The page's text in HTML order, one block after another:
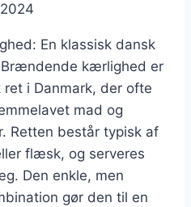
En klassisk dansk
kærlighed er
ret i Danmark, der ofte
mad og
Retten består typisk af
flæsk, og serveres
Den enkle, men
gør den til en